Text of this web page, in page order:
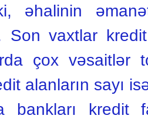
əhalinin
Son vaхtlar
çoх vəsaitlər
alanların sayı
bankları kredit